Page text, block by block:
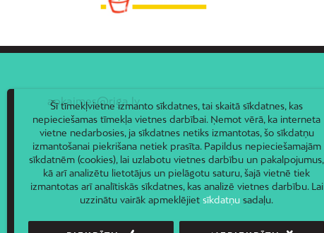
apkaimes@riga.lv
Šī tīmekļvietne izmanto sīkdatnes, tai skaitā sīkdatnes, kas
nepieciešamas tīmekļa vietnes darbībai. Ņemot vērā, ka interneta
vietne nedarbosies, ja sīkdatnes netiks izmantotas, šo sīkdatņu
izmantošanai piekrišana netiek prasīta. Papildus nepieciešamajām
sīkdatnēm (cookies), lai uzlabotu vietnes darbību un pakalpojumus,
kā arī analizētu lietotājus un pielāgotu saturu, šajā vietnē tiek
izmantotas arī analītiskās sīkdatnes, kas analizē vietnes darbību. Lai
uzzinātu vairāk apmeklējietsīkdatņu sadaļu.